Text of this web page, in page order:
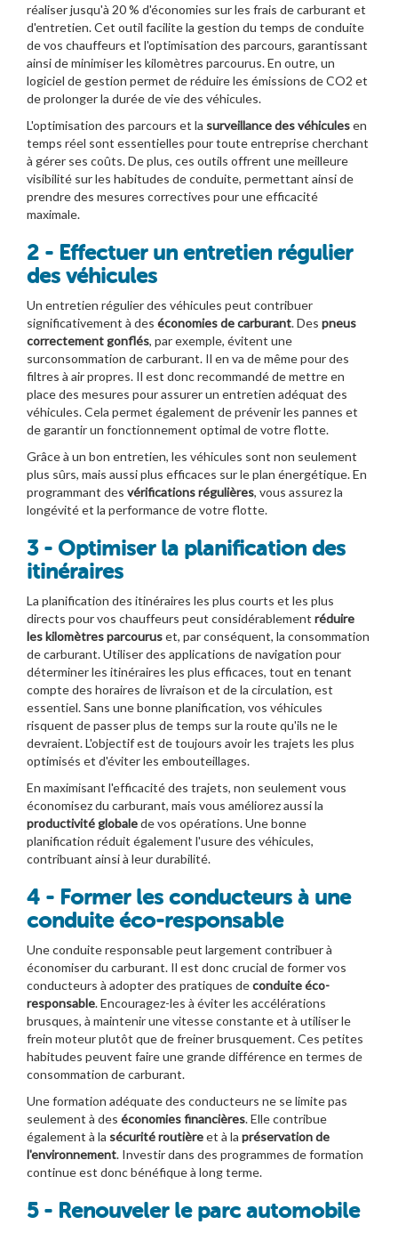
réaliser jusqu'à 20 % d'économies sur les frais de carburant et
d'entretien. Cet outil facilite la gestion du temps de conduite
de vos chauffeurs et l'optimisation des parcours, garantissant
ainsi de minimiser les kilomètres parcourus. En outre, un
logiciel de gestion permet de réduire les émissions de CO2 et
de prolonger la durée de vie des véhicules.
L'optimisation des parcours et la surveillance des véhiculesen
temps réel sont essentielles pour toute entreprise cherchant
à gérer ses coûts. De plus, ces outils offrent une meilleure
visibilité sur les habitudes de conduite, permettant ainsi de
prendre des mesures correctives pour une efficacité
maximale.
2 - Effectuer un entretien régulier
des véhicules
Un entretien régulier des véhicules peut contribuer
significativement à des économies de carburant. Des pneus
correctement gonflés, par exemple, évitent une
surconsommation de carburant. Il en va de même pour des
filtres à air propres. Il est donc recommandé de mettre en
place des mesures pour assurer un entretien adéquat des
véhicules. Cela permet également de prévenir les pannes et
de garantir un fonctionnement optimal de votre flotte.
Grâce à un bon entretien, les véhicules sont non seulement
plus sûrs, mais aussi plus efficaces sur le plan énergétique. En
programmant des vérifications régulières, vous assurez la
longévité et la performance de votre flotte.
3 - Optimiser la planification des
itinéraires
La planification des itinéraires les plus courts et les plus
directs pour vos chauffeurs peut considérablement réduire
les kilomètres parcouruset, par conséquent, la consommation
de carburant. Utiliser des applications de navigation pour
déterminer les itinéraires les plus efficaces, tout en tenant
compte des horaires de livraison et de la circulation, est
essentiel. Sans une bonne planification, vos véhicules
risquent de passer plus de temps sur la route qu'ils ne le
devraient. L'objectif est de toujours avoir les trajets les plus
optimisés et d'éviter les embouteillages.
En maximisant l'efficacité des trajets, non seulement vous
économisez du carburant, mais vous améliorez aussi la
productivité globalede vos opérations. Une bonne
planification réduit également l'usure des véhicules,
contribuant ainsi à leur durabilité.
4 - Former les conducteurs à une
conduite éco-responsable
Une conduite responsable peut largement contribuer à
économiser du carburant. Il est donc crucial de former vos
conducteurs à adopter des pratiques deconduite éco-
responsable. Encouragez-les à éviter les accélérations
brusques, à maintenir une vitesse constante et à utiliser le
frein moteur plutôt que de freiner brusquement. Ces petites
habitudes peuvent faire une grande différence en termes de
consommation de carburant.
Une formation adéquate des conducteurs ne se limite pas
seulement à des économies financières. Elle contribue
également à la sécurité routièreet à la préservation de
l'environnement. Investir dans des programmes de formation
continue est donc bénéfique à long terme.
5 - Renouveler le parc automobile